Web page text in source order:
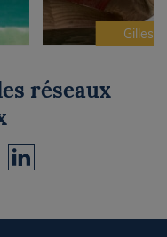
Gilles
réseaux